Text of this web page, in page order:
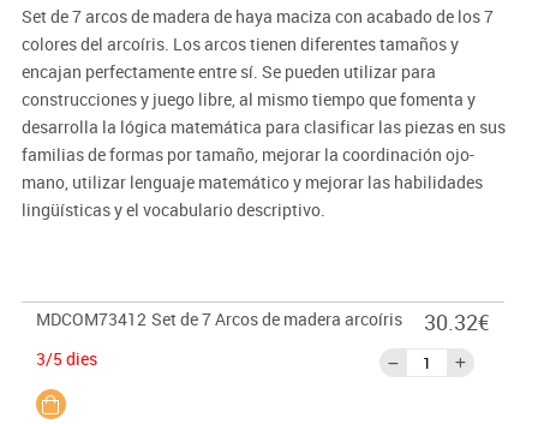
Set de 7 arcos de madera de haya maciza con acabado de los 7
colores del arcoíris. Los arcos tienen diferentes tamaños y
encajan perfectamente entre sí. Se pueden utilizar para
construcciones y juego libre, al mismo tiempo que fomenta y
desarrolla la lógica matemática para clasificar las piezas en sus
familias de formas por tamaño, mejorar la coordinación ojo-
mano, utilizar lenguaje matemático y mejorar las habilidades
lingüísticas y el vocabulario descriptivo.
MDCOM73412 Set de 7 Arcos de madera arcoíris
3/5 dies
30.32€